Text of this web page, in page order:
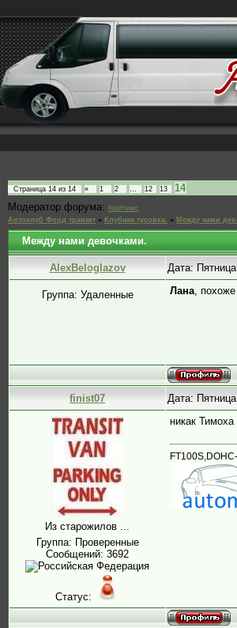
Страница 14 из 14 « 1 2 … 12 13
14
Модератор форума:
КарНемо
Автоклуб Форд транзит » Клубная тусовка. » Между нами
Между нами девочками.
AlexBeloglazov Дата:
Группа: Удаленные Лана,
finist07 Дата:
Из старожилов ...
Группа: Проверенные
Сообщений: 3692
Статус:
никак Тимоха